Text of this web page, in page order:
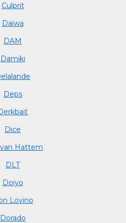
Culprit
Daiwa
DAM
Damiki
Deps
Dice
Hattem
DLT
Doiyo
Lovino
Dorado